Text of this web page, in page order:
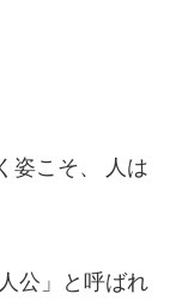
こそ、
人は
公」と呼ばれ